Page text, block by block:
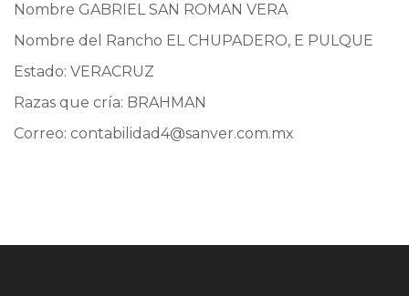
Nombre GABRIEL SAN ROMAN VERA
Nombre del Rancho EL CHUPADERO, E PULQUE
Estado: VERACRUZ
Razas que cría: BRAHMAN
Correo: contabilidad4@sanver.com.mx